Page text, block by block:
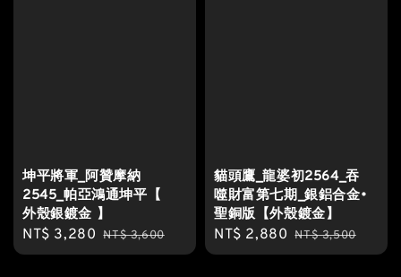
坤平將軍_阿贊摩納
2545_帕亞鴻通坤平【
外殼銀鍍金 】
Sale
price
NT$ 3,280 Regular
price
NT$ 3,600
貓頭鷹_龍婆初2564_吞
噬財富第七期_銀鋁合金•
聖銅版【外殼鍍金】
Sale
price
NT$ 2,880 Regular
price
NT$ 3,500